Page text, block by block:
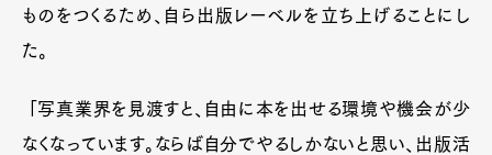
ものをつくるため、自ら出版レーベルを立ち上げることにし
た。
「写真業界を見渡すと、自由に本を出せる環境や機会が少
なくなっています。ならば自分でやるしかないと思い、出版活